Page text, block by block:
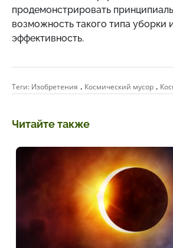
продемонстрировать
возможность такого типа уборки
эффективность.
Теги: Изобретения , Космический мусор ,
Читайте также